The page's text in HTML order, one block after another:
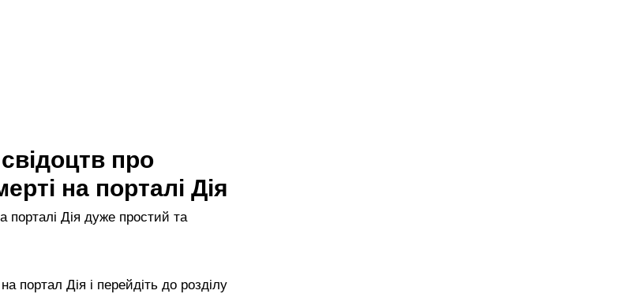
про
на порталі Дія
порталі Дія дуже простий та
на портал Дія і перейдіть до розділу